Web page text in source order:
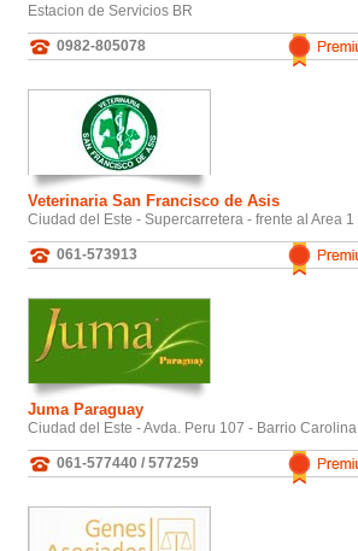
Estacion de Servicios BR
0982-805078
Veterinaria San Francisco de Asis
Ciudad del Este - Supercarretera - frente al Area 1
061-573913
Juma Paraguay
Ciudad del Este - Avda. Peru 107 - Barrio
061-577440 / 577259